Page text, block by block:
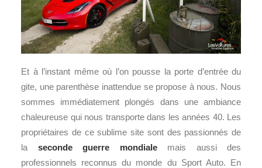
Et à l’instant même où l’on pousse la porte d’entrée du
gite, une parenthèse inattendue se propose à nous. Nous
sommes immédiatement plongés dans une ambiance
chaleureuse qui nous transporte dans les années 40. Les
propriétaires de ce sublime site sont des passionnés de
la seconde guerre mondialemais aussi des
professionnels reconnus du monde du Sport Auto. En